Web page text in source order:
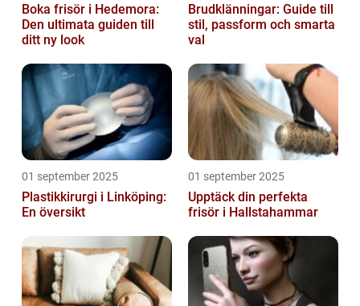
Boka frisör i Hedemora:
Den ultimata guiden till
ditt ny look
Brudklänningar: Guide till
stil, passform och smarta
val
01 september 2025
Plastikkirurgi i Linköping:
En översikt
01 september 2025
Upptäck din perfekta
frisör i Hallstahammar